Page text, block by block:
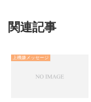
関連記事
上機嫌メッセージ